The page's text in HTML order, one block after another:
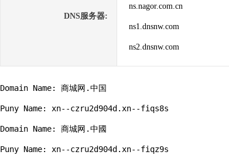
DNS服务器:
ns.nagor.com.cn
ns1.dnsnw.com
ns2.dnsnw.com
Domain Name: 商城网.中国
Puny Name: xn--czru2d904d.xn--fiqs8s
Domain Name: 商城网.中國
Puny Name: xn--czru2d904d.xn--fiqz9s